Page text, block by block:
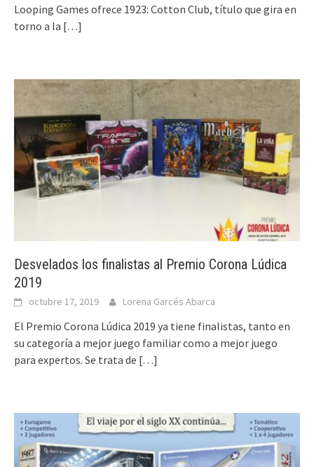
Looping Games ofrece 1923: Cotton Club, título que gira en
torno a la […]
Desvelados los finalistas al Premio Corona Lúdica
2019
octubre 17, 2019 Lorena Garcés Abarca
El Premio Corona Lúdica 2019 ya tiene finalistas, tanto en
su categoría a mejor juego familiar como a mejor juego
para expertos. Se trata de […]